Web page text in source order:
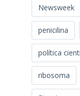
Newsweek
penicilina
política
ribosoma